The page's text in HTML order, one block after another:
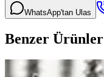
WhatsApp'tan Ulas
Benzer Ürünler